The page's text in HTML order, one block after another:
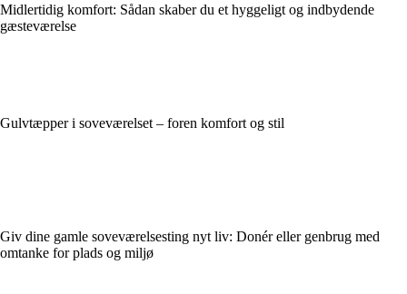
Midlertidig komfort: Sådan skaber du et hyggeligt og indbydende
gæsteværelse
Gulvtæpper i soveværelset – foren komfort og stil
Giv dine gamle soveværelsesting nyt liv: Donér eller genbrug med
omtanke for plads og miljø